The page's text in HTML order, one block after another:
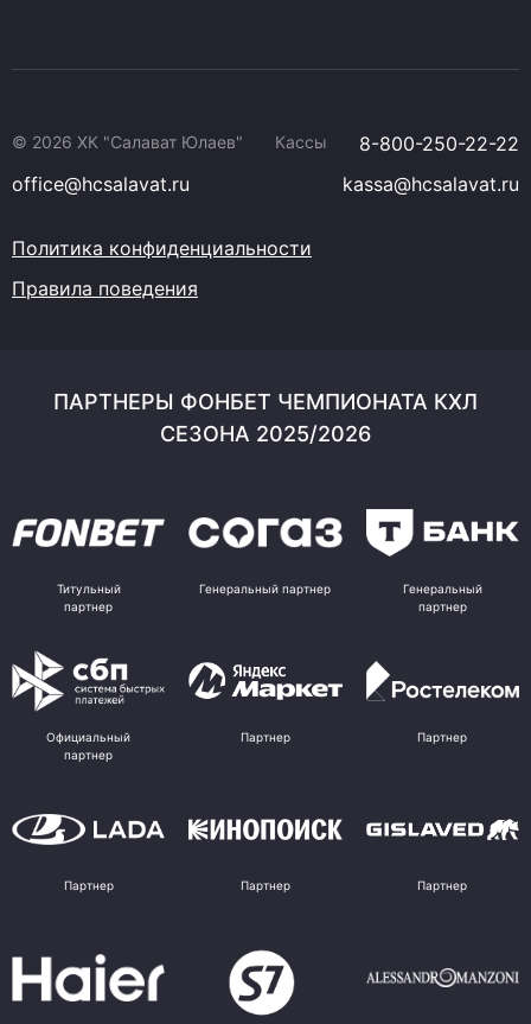
© 2026 ХК "Салават Юлаев" Кассы
8-800-250-22-22
office@hcsalavat.ru
kassa@hcsalavat.ru
Политика конфиденциальности
Правила поведения
ПАРТНЕРЫ ФОНБЕТ ЧЕМПИОНАТА КХЛ
СЕЗОНА 2025/2026
Титульный
партнер
Генеральный партнер
Генеральный
партнер
Официальный
партнер
Партнер Партнер
Партнер Партнер Партнер